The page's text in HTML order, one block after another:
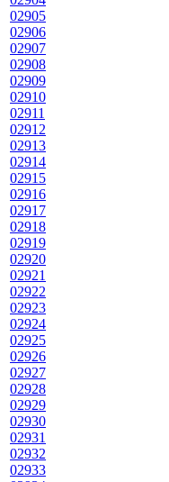
02905
02906
02907
02908
02909
02910
02911
02912
02913
02914
02915
02916
02917
02918
02919
02920
02921
02922
02923
02924
02925
02926
02927
02928
02929
02930
02931
02932
02933